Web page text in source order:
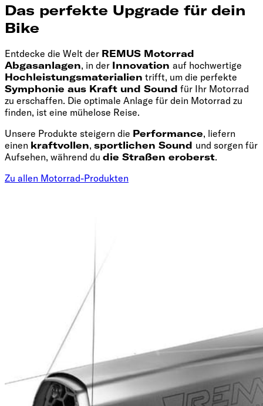
Das perfekte Upgrade für dein
Bike
Entdecke die Welt der REMUS Motorrad
Abgasanlagen, in der Innovation auf hochwertige
Hochleistungsmaterialien trifft, um die perfekte
Symphonie aus Kraft und Sound für Ihr Motorrad
zu erschaffen. Die optimale Anlage für dein Motorrad zu
finden, ist eine mühelose Reise.
Unsere Produkte steigern die Performance, liefern
einen kraftvollen, sportlichen Sound und sorgen für
Aufsehen, während du die Straßen eroberst.
Zu allen Motorrad-Produkten